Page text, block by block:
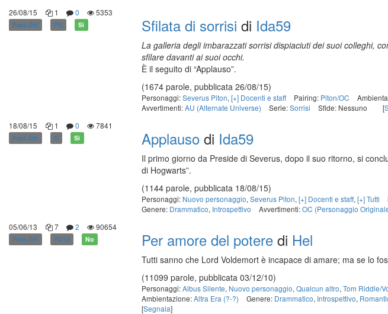
26/08/15
1 0 5353
Post-DH PG Sì Sfilata di sorrisi di Ida59
La galleria degli imbarazzati sorrisi dispiaciuti dei suoi colleghi,
sfilare davanti ai suoi occhi.
È il seguito di “Applauso”.
(1674 parole, pubblicata 26/08/15)
Personaggi:Severus Piton, [+] Docenti e staff Pairing: Piton/OC
Avvertimenti:AU (Alternate Universe) Serie:Sorrisi Sfide: Nessuno [
18/08/15
1 0 7841
Post-DH G Sì Applauso di Ida59
Il primo giorno da Preside di Severus, dopo il suo ritorno, si
di Hogwarts”.
(1144 parole, pubblicata 18/08/15)
Personaggi: Nuovo personaggio, Severus Piton, [+] Docenti e staff, [+] Tutti
Genere: Drammatico, Introspettivo Avvertimenti:OC (Personaggio
05/06/13
7 2 90654
Post-DH PG13 No Per amore del potere di Hel
Tutti sanno che Lord Voldemort è incapace di amare; ma se lo
(11099 parole, pubblicata 03/12/10)
Personaggi:Albus Silente, Nuovo personaggio, Qualcun altro, Tom Riddle/
Ambientazione:Altra Era (?-?) Genere: Drammatico, Introspettivo,
[Segnala]